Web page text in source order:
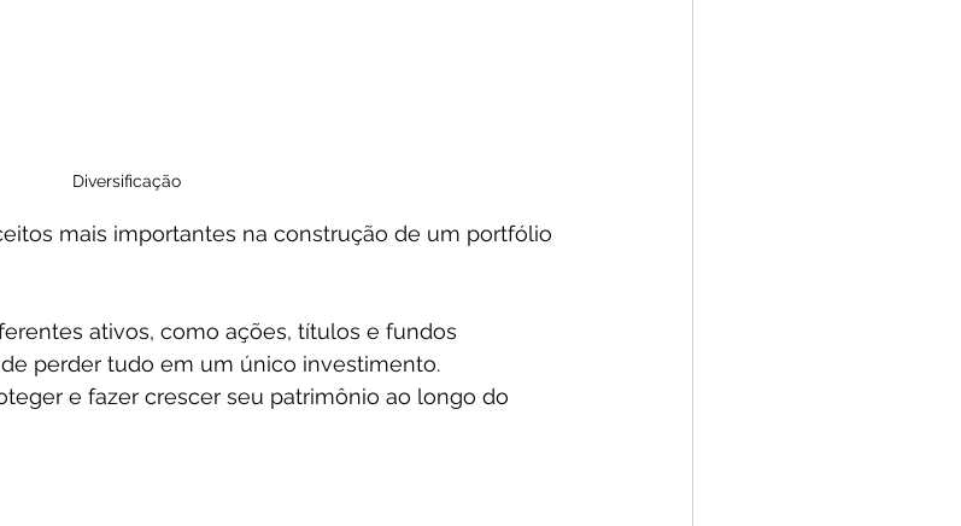
Diversificação
mais importantes na construção de um portfólio
ativos, como ações, títulos e fundos
perder tudo em um único investimento.
e fazer crescer seu patrimônio ao longo do